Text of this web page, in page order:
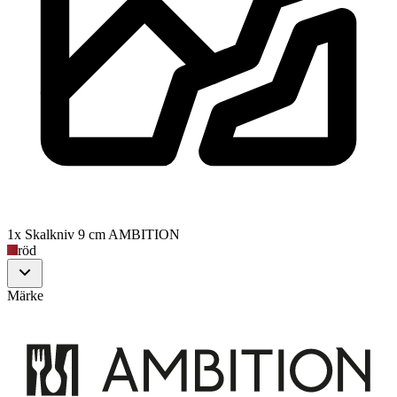
1x Skalkniv 9 cm AMBITION
röd
Märke